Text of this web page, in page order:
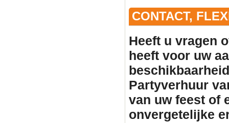
CONTACT,
Heeft u vragen
heeft voor uw
Partyverhuur
van uw feest of
onvergetelijke